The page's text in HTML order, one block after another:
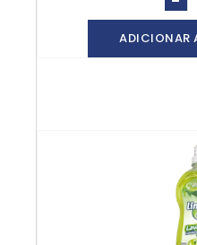
ADICIONAR